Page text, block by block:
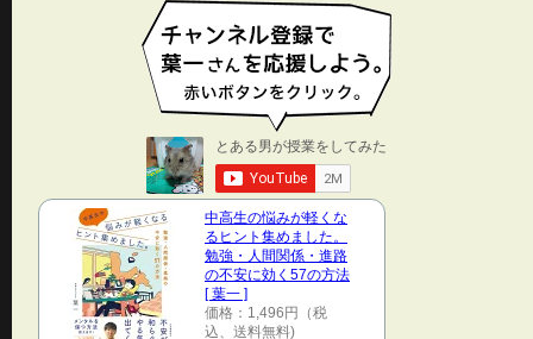
中高生の悩みが軽くな
るヒント集めました。
勉強・人間関係・進路
の不安に効く57の方法
[ 葉一 ]
価格：1,496円（税
込、送料無料)